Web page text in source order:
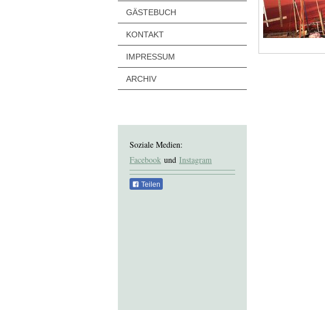
GÄSTEBUCH
KONTAKT
IMPRESSUM
ARCHIV
Soziale Medien:
Facebook und Instagram
Teilen